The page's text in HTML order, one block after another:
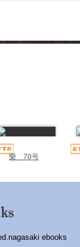
樂 70号
ebooks